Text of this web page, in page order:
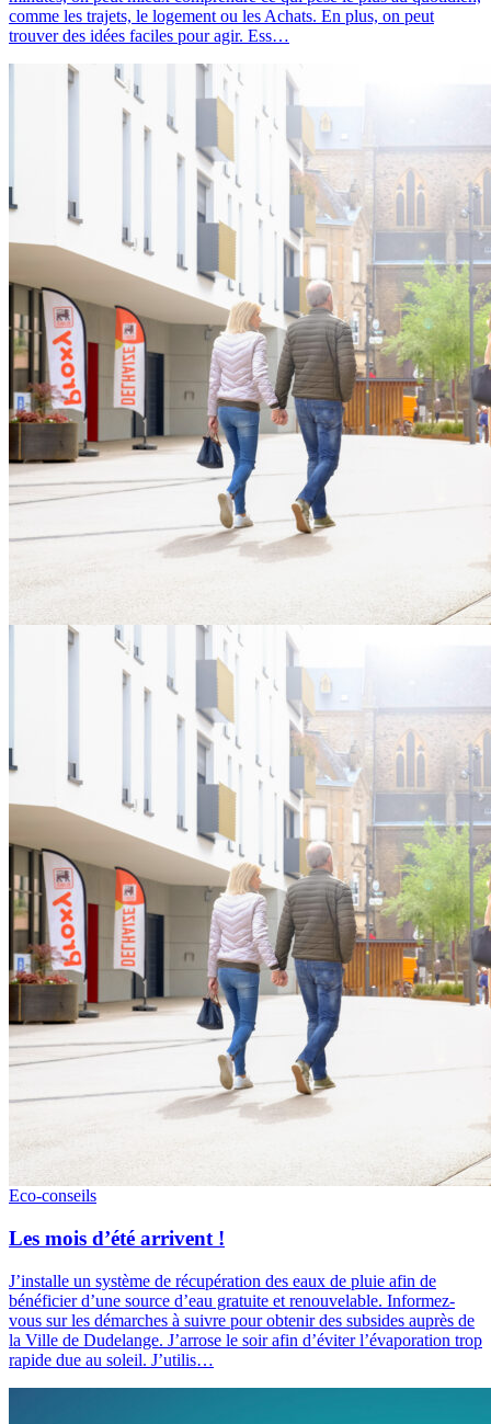
comme les trajets, le logement ou les Achats. En plus, on peut
trouver des idées faciles pour agir. Ess…
Eco-conseils
Les mois d’été arrivent !
J’installe un système de récupération des eaux de pluie afin de
bénéficier d’une source d’eau gratuite et renouvelable. Informez-
vous sur les démarches à suivre pour obtenir des subsides auprès de
la Ville de Dudelange. J’arrose le soir afin d’éviter l’évaporation trop
rapide due au soleil. J’utilis…